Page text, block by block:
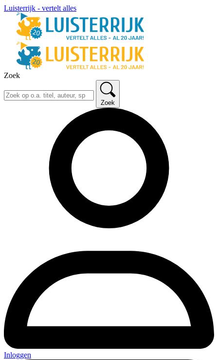
Luisterrijk - vertelt alles
Zoek
Zoek
Inloggen